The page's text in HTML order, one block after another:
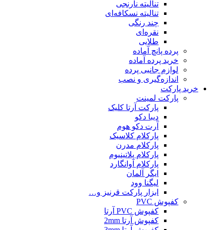
تنالیته نارنجی
تنالیته نسکافه‌ای
چند رنگی
نقره‌ای
طلایی
پرده پانچ آماده
خرید پرده آماده
لوازم جانبی پرده
اندازه‌گیری و نصب
خرید پارکت
پارکت لمینت
پارکت آرتا کلیک
دیبا دکو
آرت دکو هوم
پارکلام کلاسیک
پارکلام مدرن
پارکلام پلاتینیوم
پارکلام آوانگارد
ایگر آلمان
لیگنا وود
ابزار پارکت قرنیز و…
کفپوش PVC
کفپوش PVC آرتا
کفپوش آرتا 2mm